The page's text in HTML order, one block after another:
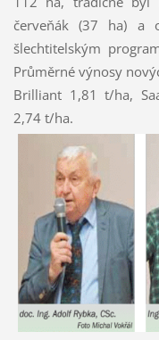
červeňák (37 ha) a
šlechtitelským
Průměrné výnosy
Brilliant 1,81 t/ha,
2,74 t/ha.